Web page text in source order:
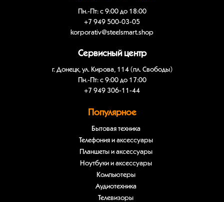
Пн.-Пт: с 9:00 до 18:00
+7 949 500-03-05
korporativ@steelsmart.shop
Сервисный центр
г. Донецк, ул. Кирова, 114 (пл. Свободы)
Пн.-Пт: с 9:00 до 17:00
+7 949 306-11-44
Популярное
Бытовая техника
Телефония и аксессуары
Планшеты и аксессуары
Ноутбуки и аксессуары
Компьютеры
Аудиотехника
Телевизоры